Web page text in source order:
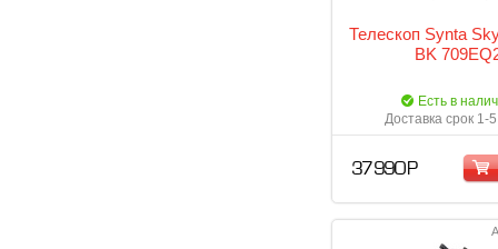
Телескоп Synta
BK
Есть в
Доставка срок 1-
37 990 Р